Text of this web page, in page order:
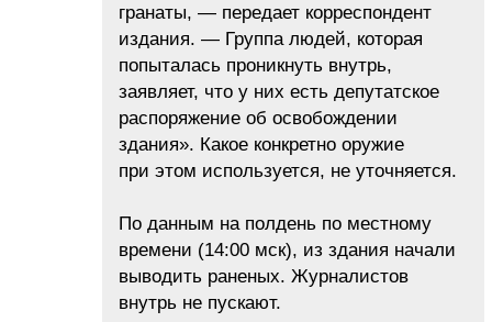
гранаты, — передает корреспондент
издания. — Группа людей, которая
попыталась проникнуть внутрь,
заявляет, что у них есть депутатское
распоряжение об освобождении
здания». Какое конкретно оружие
при этом используется, не уточняется.
По данным на полдень по местному
времени (14:00 мск), из здания начали
выводить раненых. Журналистов
внутрь не пускают.